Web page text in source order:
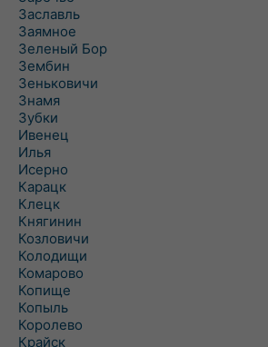
Заславль
Заямное
Зеленый Бор
Зембин
Зеньковичи
Знамя
Зубки
Ивенец
Илья
Исерно
Карацк
Клецк
Княгинин
Козловичи
Колодищи
Комарово
Копище
Копыль
Королево
Крайск